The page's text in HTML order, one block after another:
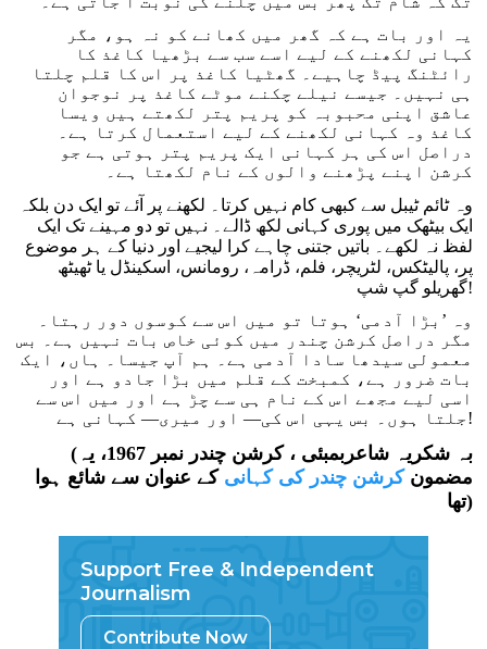
یہ اور بات ہے کہ گھر میں کھانے کو نہ ہو، مگر
کہانی لکھنے کے لیے اسے سب سے بڑھیا کاغذ کا
رائٹنگ پیڈ چاہیے۔ گھٹیا کاغذ پر اس کا قلم چلتا
ہی نہیں۔ جیسے نیلے چکنے موٹے کاغذ پر نوجوان
عاشق اپنی محبوبہ کو پریم پتر لکھتے ہیں ویسا
کاغذ وہ کہانی لکھنے کے لیے استعمال کرتا ہے۔
دراصل اس کی ہر کہانی ایک پریم پتر ہوتی ہے جو
کرشن اپنے پڑھنے والوں کے نام لکھتا ہے۔
وہ ٹائم ٹیبل سے کبھی کام نہیں کرتا۔ لکھنے پر آئے تو ایک دن بلکہ
ایک بیٹھک میں پوری کہانی لکھ ڈالے۔ نہیں تو دو مہینے تک ایک
لفظ نہ لکھے۔ باتیں جتنی چاہے کرا لیجیے اور دنیا کے ہر موضوع
پر، پالیٹکس، لٹریچر، فلم، ڈرامہ، رومانس، اسکینڈل یا ٹھیٹھ
گھریلو گپ شپ!
وہ ’بڑا آدمی‘ ہوتا تو میں اس سے کوسوں دور رہتا۔
مگر دراصل کرشن چندر میں کوئی خاص بات نہیں ہے۔ بس
معمولی سیدھا سادا آدمی ہے۔ ہم آپ جیسا۔ ہاں، ایک
بات ضرور ہے، کمبخت کے قلم میں بڑا جادو ہے اور
اسی لیے مجھے اس کے نام ہی سے چڑ ہے اور میں اس سے
جلتا ہوں۔ بس یہی اس کی— اور میری— کہانی ہے!
(بہ شکریہ شاعربمبئی ، کرشن چندر نمبر 1967، یہ
مضمونکرشن چندر کی کہانی کے عنوان سے شائع ہوا
تھا)
Support Free & Independent
Journalism
Contribute Now